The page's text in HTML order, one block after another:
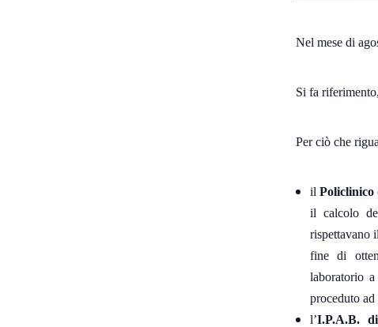
Nel mese di
Si fa
Per ciò che
ilPoliclinico
il calcolo
rispettavano
fine di
laboratorio
proceduto
l’I.P.A.B.